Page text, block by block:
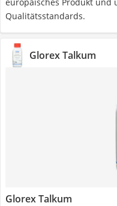
Qualitätsstandards.
Glorex Talkum
Glorex Talkum